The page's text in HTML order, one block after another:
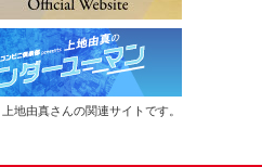
地由真さんの関連サイトです。